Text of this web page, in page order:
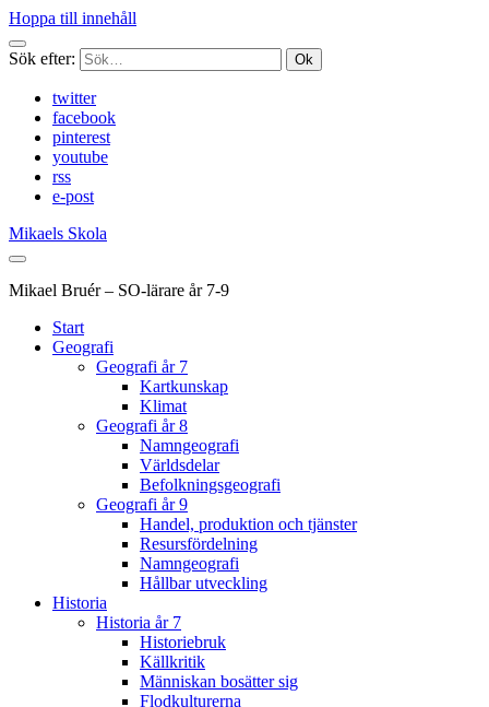
Hoppa till innehåll
Sök efter:
twitter
facebook
pinterest
youtube
rss
e-post
Mikaels Skola
Mikael Bruér – SO-lärare år 7-9
Start
Geografi
Geografi år 7
Kartkunskap
Klimat
Geografi år 8
Namngeografi
Världsdelar
Befolkningsgeografi
Geografi år 9
Handel, produktion och tjänster
Resursfördelning
Namngeografi
Hållbar utveckling
Historia
Historia år 7
Historiebruk
Källkritik
Människan bosätter sig
Flodkulturerna